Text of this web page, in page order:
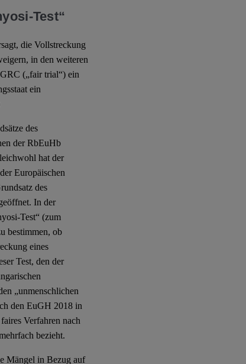
Test“
die Vollstreckung
in den weiteren
(„fair trial“) ein
ein
des
der RbEuHb
hat der
Europäischen
des
In der
Test“ (zum
bestimmen, ob
eines
Test, den der
„unmenschlichen
den EuGH 2018 in
Verfahren nach
bezieht.
Mängel in Bezug auf